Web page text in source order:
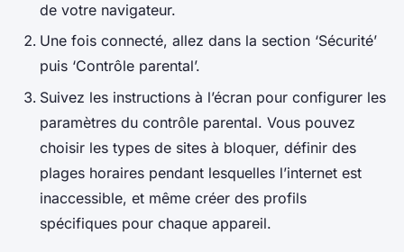
de votre navigateur.
Une fois connecté, allez dans la section ‘Sécurité’
puis ‘Contrôle parental’.
Suivez les instructions à l’écran pour configurer les
paramètres du contrôle parental. Vous pouvez
choisir les types de sites à bloquer, définir des
plages horaires pendant lesquelles l’internet est
inaccessible, et même créer des profils
spécifiques pour chaque appareil.